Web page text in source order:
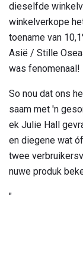
dieselfde
winkelverkope
toename van
Asië / Stille
was fenomenaal!
So nou dat ons
saam met 'n
ek Julie Hall
en diegene wat
twee
nuwe produk
"